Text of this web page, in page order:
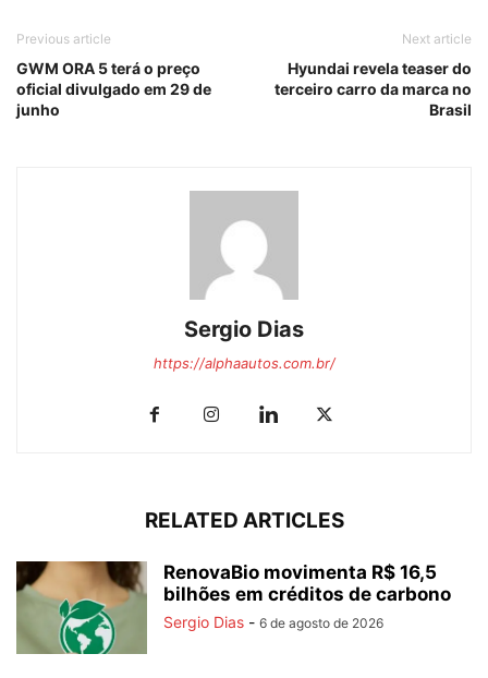
Previous article
GWM ORA 5 terá o preço
oficial divulgado em 29 de
junho
Next article
Hyundai revela teaser do
terceiro carro da marca no
Brasil
Sergio Dias
https://alphaautos.com.br/
RELATED ARTICLES
RenovaBio movimenta R$ 16,5
bilhões em créditos de carbono
Sergio Dias - 6 de agosto de 2026